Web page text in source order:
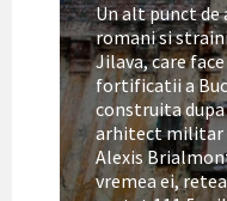
Un alt punct
romani si
Jilava, care
fortificatii a
construita
arhitect militar
Alexis
vremea ei,